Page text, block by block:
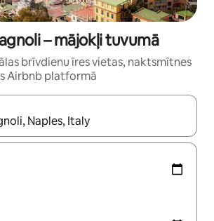
– mājokļi tuvumā
brīvdienu īres vietas, naktsmītnes
Airbnb platformā
pieejami, izmantojiet bultiņu uz augšu un